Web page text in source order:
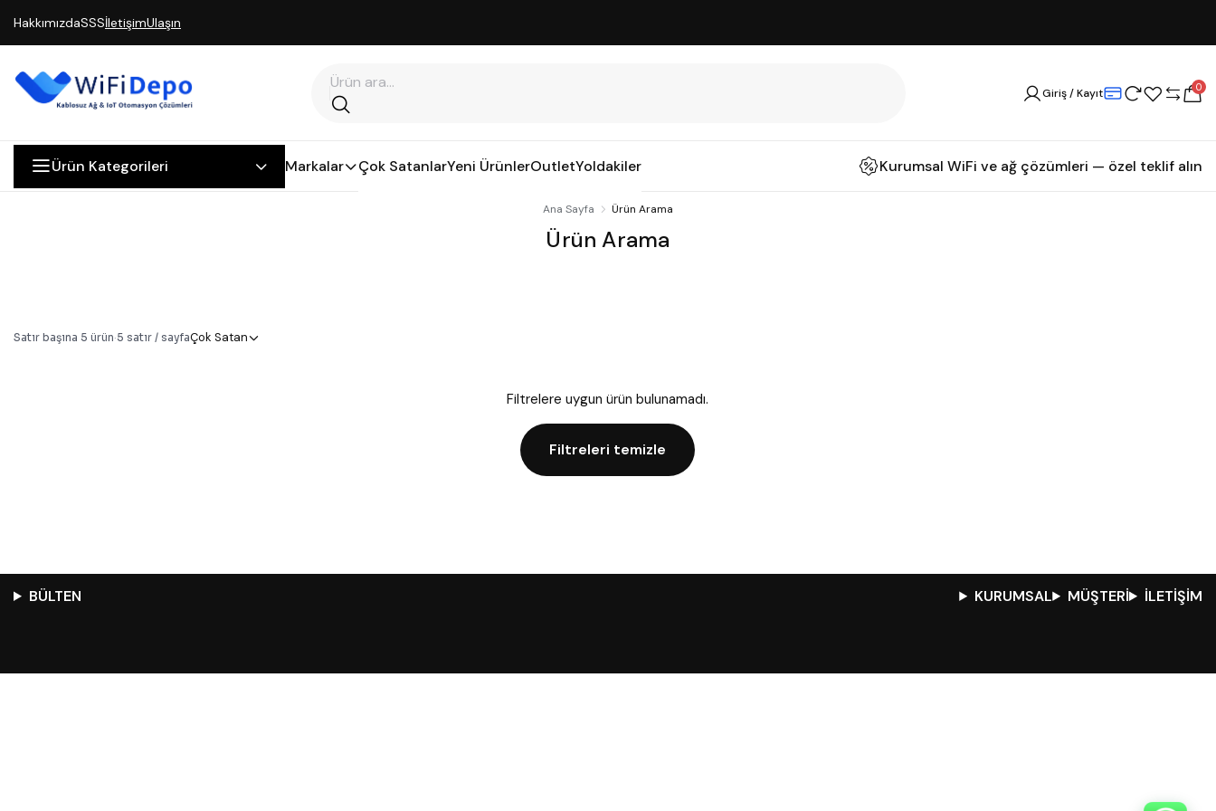
HakkımızdaSSSİletişimUlaşın
Giriş / Kayıt 0
Ürün Kategorileri Markalar Çok SatanlarYeni ÜrünlerOutletYoldakiler Kurumsal WiFi ve ağ çözümleri — özel teklif alın
Ana Sayfa Ürün Arama
Ürün Arama
Satır başına 5 ürün·5 satır / sayfaÇok Satan
Filtrelere uygun ürün bulunamadı.
Filtreleri temizle
BÜLTEN KURUMSAL MÜŞTERİ İLETİŞİM